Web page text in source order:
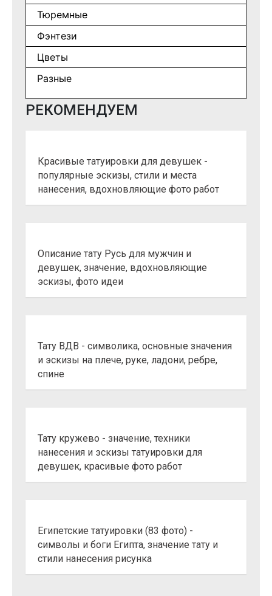
Тюремные
Фэнтези
Цветы
Разные
РЕКОМЕНДУЕМ
Красивые татуировки для девушек -
популярные эскизы, стили и места
нанесения, вдохновляющие фото работ
Описание тату Русь для мужчин и
девушек, значение, вдохновляющие
эскизы, фото идеи
Тату ВДВ - символика, основные значения
и эскизы на плече, руке, ладони, ребре,
спине
Тату кружево - значение, техники
нанесения и эскизы татуировки для
девушек, красивые фото работ
Египетские татуировки (83 фото) -
символы и боги Египта, значение тату и
стили нанесения рисунка